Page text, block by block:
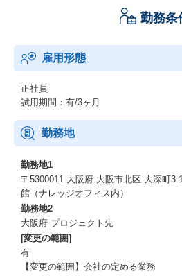
勤務条
雇用形態
正社員
試用期間：有/3ヶ月
勤務地
勤務地1
〒5300011 大阪府 大阪市北区 大深町
館（ナレッジオフィス内）
勤務地2
大阪府 プロジェクト先
[変更の範囲]
有
【変更の範囲】会社の定める業務